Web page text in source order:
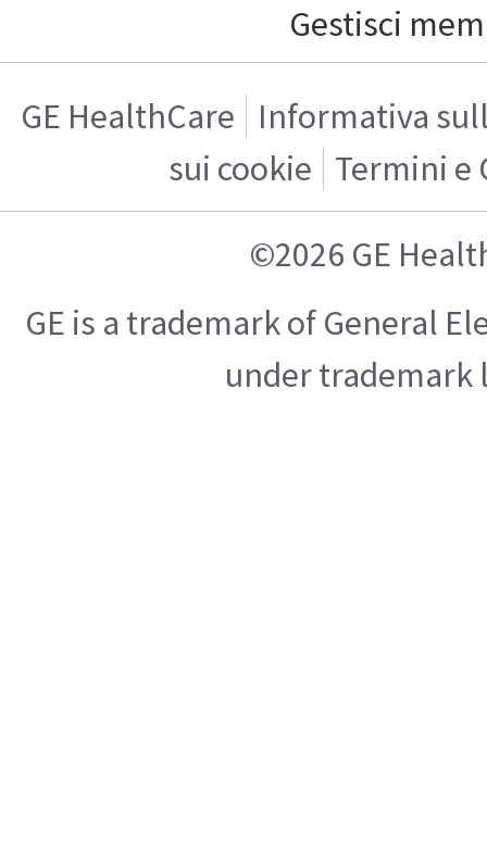
Gestisci
GE HealthCare
Informativa
sui cookie Termini e
©2026 GE
GE is a trademark of General
under trademark